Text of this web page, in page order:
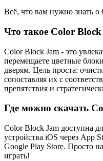
Всё, что вам нужно знать о
Что такое Color
Color Block Jam - это
перемещаете цветные
дверям. Цель проста:
сопоставляя их с
препятствия и
Где можно скачать
Color Block Jam доступна
устройства iOS через App
Google Play Store. Просто
играть!